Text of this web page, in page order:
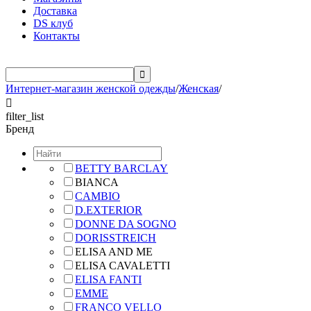
Доставка
DS клуб
Контакты

Интернет-магазин женской одежды/Женская/

filter_list
Бренд
BETTY BARCLAY
BIANCA
CAMBIO
D.EXTERIOR
DONNE DA SOGNO
DORISSTREICH
ELISA AND ME
ELISA CAVALETTI
ELISA FANTI
EMME
FRANCO VELLO